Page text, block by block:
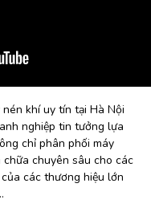
khí uy tín tại Hà Nội
nghiệp tin tưởng lựa
chỉ phân phối máy
chuyên sâu cho các
các thương hiệu lớn